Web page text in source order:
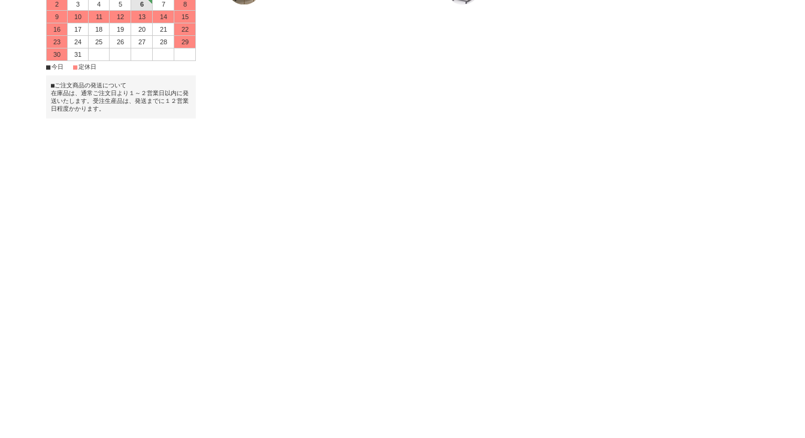
2
3 4 5 6 7
8
9
10 11 12 13 14
15
16
17 18 19 20 21
22
23
24 25 26 27 28
29
30
31
■今日 ■定休日
■ご注文商品の発送について
在庫品は、通常ご注文日より１～２営業日以内に発
送いたします。受注生産品は、発送までに１２営業
日程度かかります。